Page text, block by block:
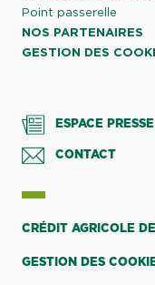
Point passerelle
NOS PARTENAIRES
GESTION DES
ESPACE PRESSE
CONTACT
CRÉDIT AGRICOLE
GESTION DES